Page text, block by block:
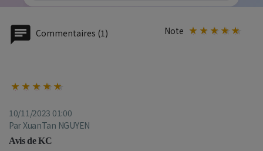
Commentaires (1) Note
10/11/2023 01:00
Par XuanTan NGUYEN
Avis de KC